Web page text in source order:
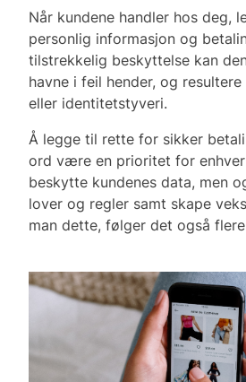
Når kundene handler hos deg,
personlig informasjon og
tilstrekkelig beskyttelse kan
havne i feil hender, og
eller identitetstyveri.
Å legge til rette for sikker
ord være en prioritet for
beskytte kundenes data, men
lover og regler samt skape
man dette, følger det også